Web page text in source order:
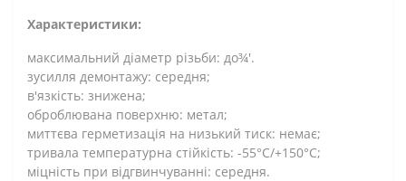
Характеристики:
максимальний діаметр різьби: до¾'.
зусилля демонтажу: середня;
в'язкість: знижена;
оброблювана поверхню: метал;
миттєва герметизація на низький тиск: немає;
тривала температурна стійкість: -55°C/+150°C;
міцність при відгвинчуванні: середня.